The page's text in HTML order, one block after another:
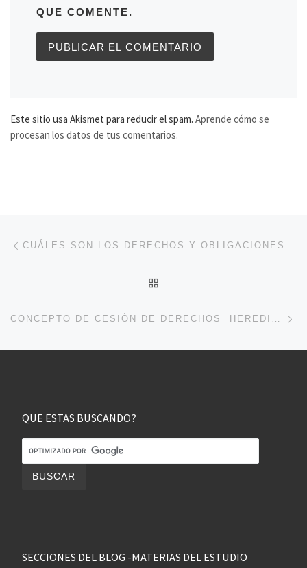
QUE COMENTE.
Este sitio usa Akismet para reducir el spam. Aprende cómo se
procesan los datos de tus comentarios.
Navegación de entradas CUÁLES SON LOS DERECHOS Y OBLIGACIONES QUE SURGEN DE LA POSESIÓN?
CONCEPTO DE CESIÓN DE DERECHOS HEREDITARIOS REGLAS Y EXCEPCIONES. CLÁUSULAS USUALES
QUE ESTAS BUSCANDO?
SECCIONES DEL BLOG -MATERIAS DEL ESTUDIO